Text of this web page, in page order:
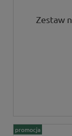
Zestaw
promocja